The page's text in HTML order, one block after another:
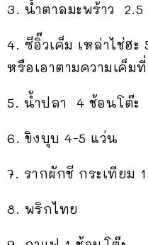
3. น้ำตาลมะพร้าว 2.5
4. ซีอิ๊วเค็ม เหล่าไช่ฮะ
หรือเอาตามความเค็ม
5. น้ำปลา 4 ช้อนโต๊ะ
6. ขิงบุบ 4-5 แว่น
7. รากผักชี กระเทียม
8. พริกไทย